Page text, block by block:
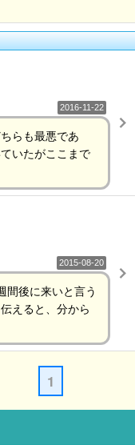
2016-11-22
らも最悪であ
いたがここまで
2015-08-20
間後に来いと言う
えると、分から
1